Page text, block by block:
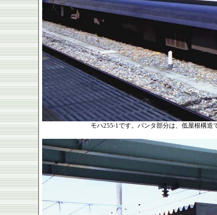
モハ255-1です。パンタ部分は、低屋根構